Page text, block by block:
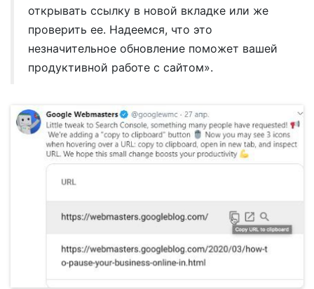
открывать ссылку в новой вкладке или же
проверить ее. Надеемся, что это
незначительное обновление поможет вашей
продуктивной работе с сайтом».